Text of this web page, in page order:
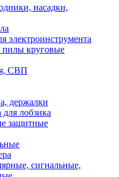
насадки,
электроинструмента
пилы круговые
СВП
держалки
лобзика
защитные
сигнальные,